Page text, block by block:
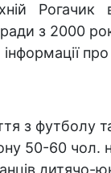
Рогачик
з 2000
з футболу
50-60 чол.